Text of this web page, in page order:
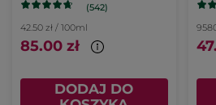
(542)
42.50 zł / 100ml
85.00 zł
DODAJ DO